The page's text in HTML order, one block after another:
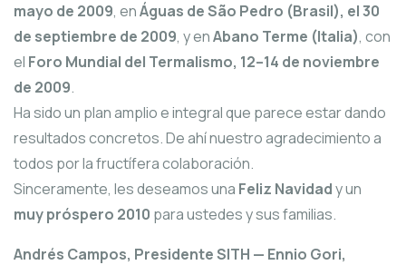
mayo de 2009, enÁguas de São Pedro (Brasil), el 30
de septiembre de 2009, y enAbano Terme (Italia), con
el Foro Mundial del Termalismo, 12–14 de noviembre
de 2009.
Ha sido un plan amplio e integral que parece estar dando
resultados concretos. De ahí nuestro agradecimiento a
todos por la fructífera colaboración.
Sinceramente, les deseamos una Feliz Navidady un
muy próspero 2010 para ustedes y sus familias.
Andrés Campos, Presidente SITH — Ennio Gori,